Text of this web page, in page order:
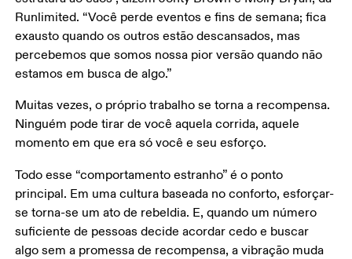
Runlimited. “Você perde eventos e fins de semana; fica
exausto quando os outros estão descansados, mas
percebemos que somos nossa pior versão quando não
estamos em busca de algo.”
Muitas vezes, o próprio trabalho se torna a recompensa.
Ninguém pode tirar de você aquela corrida, aquele
momento em que era só você e seu esforço.
Todo esse “comportamento estranho” é o ponto
principal. Em uma cultura baseada no conforto, esforçar-
se torna-se um ato de rebeldia. E, quando um número
suficiente de pessoas decide acordar cedo e buscar
algo sem a promessa de recompensa, a vibração muda